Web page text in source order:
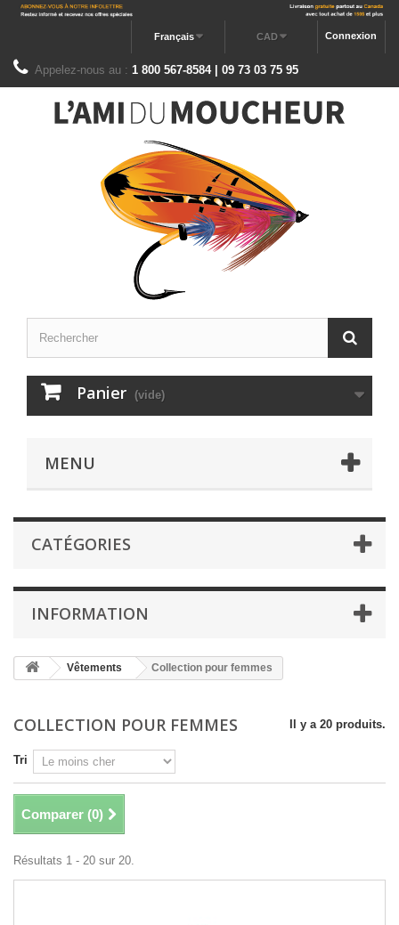
Connexion
CAD
Français
Appelez-nous au : 1 800 567-8584 | 09 73 03 75 95
Panier (vide)
MENU
CATÉGORIES
INFORMATION
Vêtements Collection pour femmes
COLLECTION POUR FEMMES Il y a 20 produits.
Tri
Comparer (0)
Résultats 1 - 20 sur 20.